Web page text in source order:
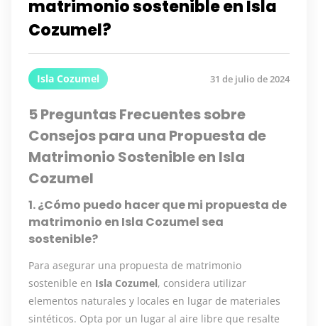
matrimonio sostenible en Isla
Cozumel?
Isla Cozumel 31 de julio de 2024
5 Preguntas Frecuentes sobre
Consejos para una Propuesta de
Matrimonio Sostenible en Isla
Cozumel
1. ¿Cómo puedo hacer que mi propuesta de
matrimonio en Isla Cozumel sea
sostenible?
Para asegurar una propuesta de matrimonio
sostenible en Isla Cozumel, considera utilizar
elementos naturales y locales en lugar de materiales
sintéticos. Opta por un lugar al aire libre que resalte